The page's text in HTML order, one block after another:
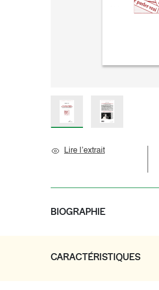
Sociologie et question de société
Lire l’extrait
BIOGRAPHIE
CARACTÉRISTIQUES